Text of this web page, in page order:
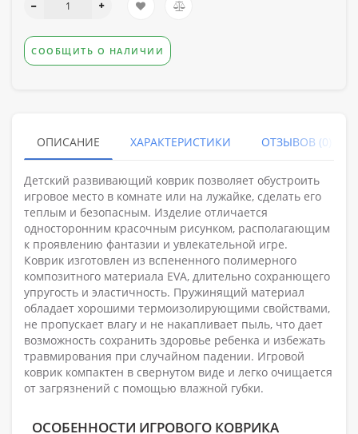
СООБЩИТЬ О НАЛИЧИИ
ОПИСАНИЕ ХАРАКТЕРИСТИКИ ОТЗЫВОВ (0)
Детский развивающий коврик позволяет обустроить
игровое место в комнате или на лужайке, сделать его
теплым и безопасным. Изделие отличается
односторонним красочным рисунком, располагающим
к проявлению фантазии и увлекательной игре.
Коврик изготовлен из вспененного полимерного
композитного материала EVA, длительно сохранющего
упругость и эластичность. Пружинящий материал
обладает хорошими термоизолирующими свойствами,
не пропускает влагу и не накапливает пыль, что дает
возможность сохранить здоровье ребенка и избежать
травмирования при случайном падении. Игровой
коврик компактен в свернутом виде и легко очищается
от загрязнений с помощью влажной губки.
ОСОБЕННОСТИ ИГРОВОГО КОВРИКА